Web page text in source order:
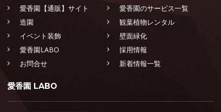
愛香園【通販】サイト
愛香園のサービス一覧
造園
観葉植物レンタル
イベント装飾
壁面緑化
愛香園LABO
採用情報
お問合せ
新着情報一覧
愛香園 LABO